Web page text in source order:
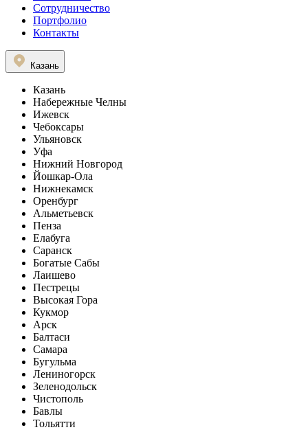
Сотрудничество
Портфолио
Контакты
Казань
Казань
Набережные Челны
Ижевск
Чебоксары
Ульяновск
Уфа
Нижний Новгород
Йошкар-Ола
Нижнекамск
Оренбург
Альметьевск
Пенза
Елабуга
Саранск
Богатые Сабы
Лаишево
Пестрецы
Высокая Гора
Кукмор
Арск
Балтаси
Самара
Бугульма
Лениногорск
Зеленодольск
Чистополь
Бавлы
Тольятти